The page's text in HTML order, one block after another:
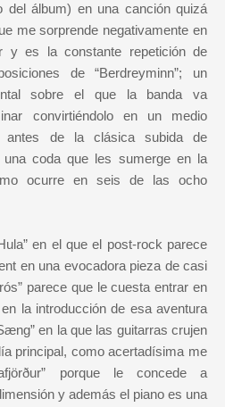
del álbum) en una canción quizá
me sorprende negativamente en
y es la constante repetición de
de “Berdreyminn”; un
sobre el que la banda va
convirtiéndolo en un medio
antes de la clásica subida de
coda que les sumerge en la
ocurre en seis de las ocho
en el que el post-rock parece
en una evocadora pieza de casi
parece que le cuesta entrar en
la introducción de esa aventura
en la que las guitarras crujen
principal, como acertadísima me
porque le concede a
y además el piano es una